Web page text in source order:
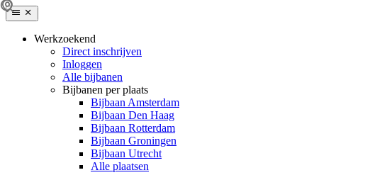
Werkzoekend
Direct inschrijven
Inloggen
Alle bijbanen
Bijbanen per plaats
Bijbaan Amsterdam
Bijbaan Den Haag
Bijbaan Rotterdam
Bijbaan Groningen
Bijbaan Utrecht
Alle plaatsen